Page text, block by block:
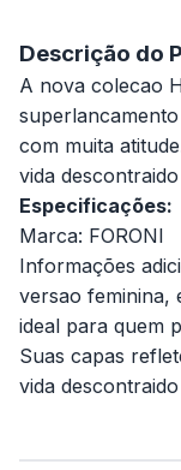
Descrição do
A nova colecao
com muita
vida
Especificações:
Marca: FORONI
Informações
versao feminina,
ideal para quem
Suas capas
vida